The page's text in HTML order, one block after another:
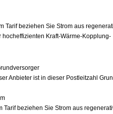
Tarif beziehen Sie Strom aus
hocheffizienten Kraft-Wärme-Kopplung-
Anbieter ist in dieser Postleitzahl
Tarif beziehen Sie Strom aus